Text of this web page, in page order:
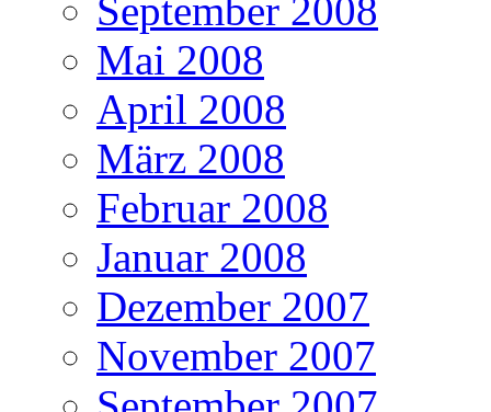
September 2008
Mai 2008
April 2008
März 2008
Februar 2008
Januar 2008
Dezember 2007
November 2007